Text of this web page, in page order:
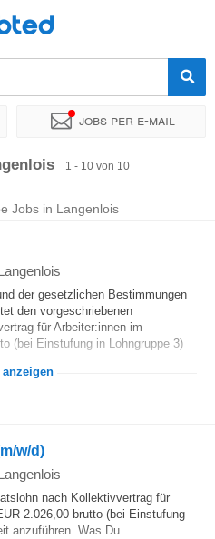
Jobs per e-mail
Unternehmen
1 - 10 von 10
Jobs in Langenlois
der gesetzlichen Bestimmungen
den vorgeschriebenen
für Arbeiter:innen im
(bei Einstufung in Lohngruppe 3)
anzeigen
w/d)
nach Kollektivvertrag für
2.026,00 brutto (bei Einstufung
anzuführen. Was Du